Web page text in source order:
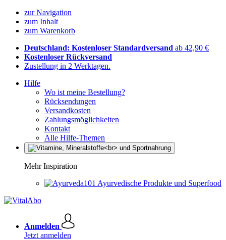
zur Navigation
zum Inhalt
zum Warenkorb
Deutschland: Kostenloser Standardversand ab 42,90 €
Kostenloser Rückversand
Zustellung in 2 Werktagen.
Hilfe
Wo ist meine Bestellung?
Rücksendungen
Versandkosten
Zahlungsmöglichkeiten
Kontakt
Alle Hilfe-Themen
Mehr Inspiration
Ayurvedische Produkte und Superfood
Anmelden
Jetzt anmelden